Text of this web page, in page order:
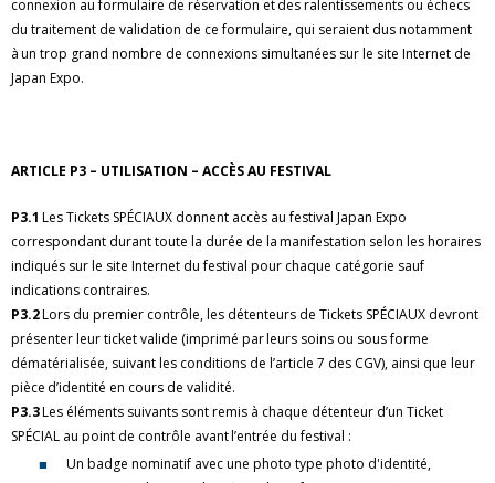
connexion au formulaire de réservation et des ralentissements ou échecs
du traitement de validation de ce formulaire, qui seraient dus notamment
à un trop grand nombre de connexions simultanées sur le site Internet de
Japan Expo.
ARTICLE P3 – UTILISATION – ACCÈS AU FESTIVAL
P3.1 Les Tickets SPÉCIAUX donnent accès au festival Japan Expo
correspondant durant toute la durée de la manifestation selon les horaires
indiqués sur le site Internet du festival pour chaque catégorie sauf
indications contraires.
P3.2Lors du premier contrôle, les détenteurs de Tickets SPÉCIAUX devront
présenter leur ticket valide (imprimé par leurs soins ou sous forme
dématérialisée, suivant les conditions de l’article 7 des CGV), ainsi que leur
pièce d’identité en cours de validité.
P3.3Les éléments suivants sont remis à chaque détenteur d’un Ticket
SPÉCIAL au point de contrôle avant l’entrée du festival :
Un badge nominatif avec une photo type photo d'identité,